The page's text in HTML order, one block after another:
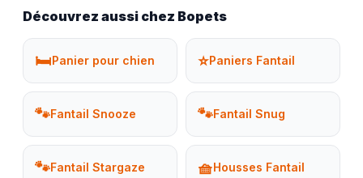
Découvrez aussi chez Bopets
🛏️Panier pour chien ⭐Paniers Fantail
🐾Fantail Snooze 🐾Fantail Snug
🐾Fantail Stargaze 🧺Housses Fantail